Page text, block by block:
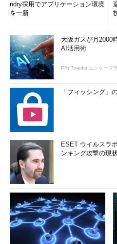
ndry採用でアプリケーション環境
を一新
大阪ガスが月
AI活用術
PR(ITmedia エンタープ
「フィッシング」
ESET ウイルスラ
ンキング攻撃の現